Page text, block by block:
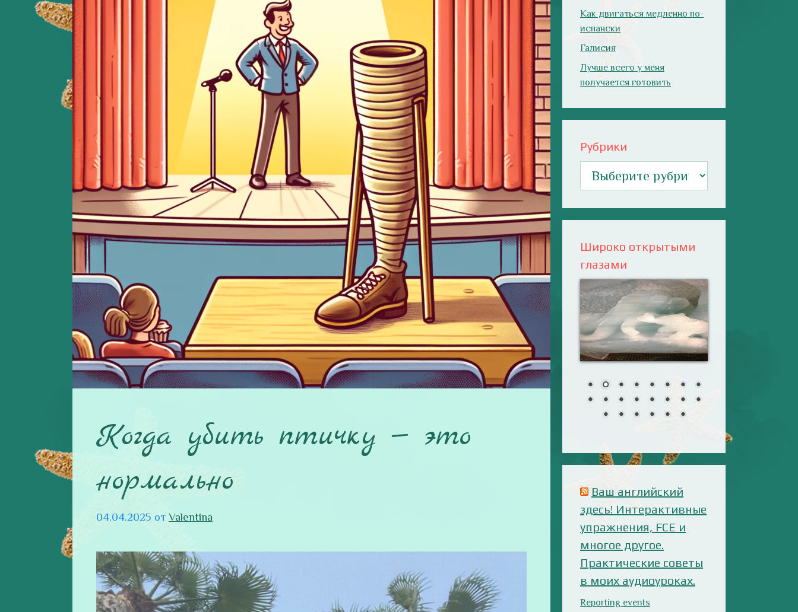
Когда убить птичку — это
нормально
04.04.2025 отValentina
Как двигаться медленно по-
испански
Галисия
Лучше всего у меня
получается готовить
Рубрики
Широко открытыми
глазами
здесь! Интерактивные
упражнения, FCE и
многое другое.
Практические советы
в моих аудиоуроках.